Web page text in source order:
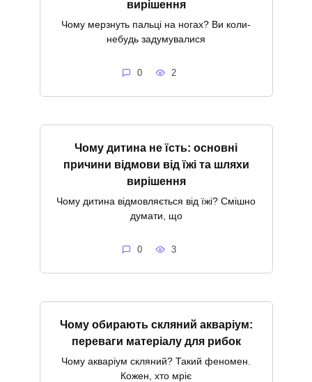
вирішення
Чому мерзнуть пальці на ногах? Ви коли-
небудь задумувалися
0 2
Чому дитина не їсть: основні
причини відмови від їжі та шляхи
вирішення
Чому дитина відмовляється від їжі? Смішно
думати, що
0 3
Чому обирають скляний акваріум:
переваги матеріалу для рибок
Чому акваріум скляний? Такий феномен.
Кожен, хто мріє